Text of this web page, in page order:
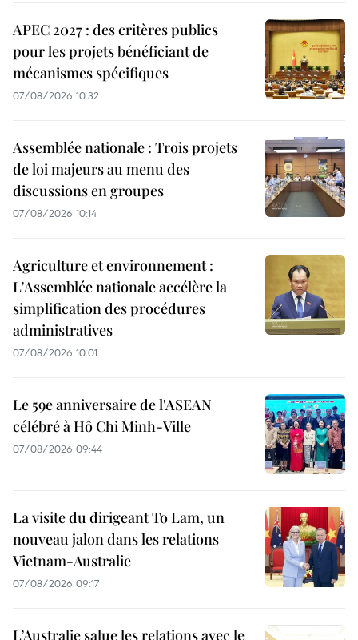
APEC 2027 : des critères publics
pour les projets bénéficiant de
mécanismes spécifiques
07/08/2026 10:32
Assemblée nationale : Trois projets
de loi majeurs au menu des
discussions en groupes
07/08/2026 10:14
Agriculture et environnement :
L'Assemblée nationale accélère la
simplification des procédures
administratives
07/08/2026 10:01
Le 59e anniversaire de l'ASEAN
célébré à Hô Chi Minh-Ville
07/08/2026 09:44
La visite du dirigeant To Lam, un
nouveau jalon dans les relations
Vietnam-Australie
07/08/2026 09:17
L’Australie salue les relations avec le